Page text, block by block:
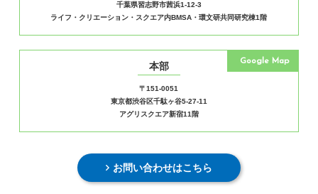
千葉県習志野市茜浜1-12-3
ライフ・クリエーション・スクエア内BMSA・環文研共同研究棟1階
本部
〒151-0051
東京都渋谷区千駄ヶ谷5-27-11
アグリスクエア新宿11階
Google Map
お問い合わせはこちら